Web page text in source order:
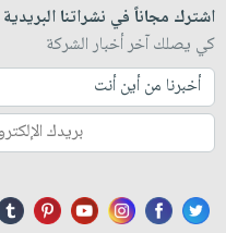
اشترك مجاناً في نشراتنا البريدية
كي يصلك آخر أخبار الشركة